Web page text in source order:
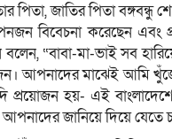
জাতির পিতা বঙ্গবন্ধু
বিবেচনা করেছেন এবং
“বাবা-মা-ভাই সব
মাঝেই আমি খুঁজে
হয়- এই
জানিয়ে দিয়ে যেতে